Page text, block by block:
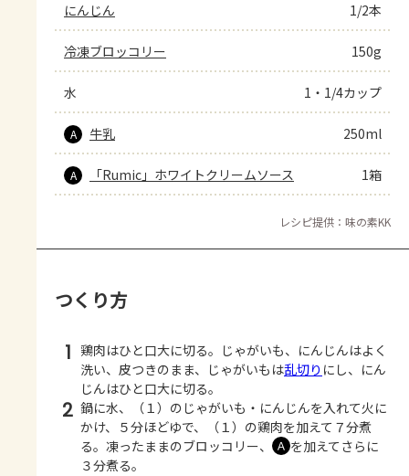
にんじん 1/2本
冷凍ブロッコリー 150g
水 1・1/4カップ
A 牛乳 250ml
A 「Rumic」ホワイトクリームソース 1箱
レシピ提供：味の素KK
つくり方
1 鶏肉はひと口大に切る。じゃがいも、にんじんはよく
洗い、皮つきのまま、じゃがいもは乱切り にし、にん
じんはひと口大に切る。
2 鍋に水、（１）のじゃがいも・にんじんを入れて火に
かけ、５分ほどゆで、（１）の鶏肉を加えて７分煮
る。凍ったままのブロッコリー、
Ａ を加えてさらに
３分煮る。